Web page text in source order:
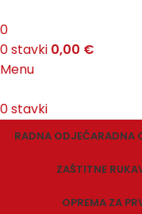
0
0stavki 0,00 €
Menu
0stavki
RADNA ODJEĆARADNA
ZAŠTITNE
OPREMA ZA